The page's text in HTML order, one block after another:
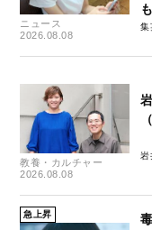
ニュース
2026.08.08
集
教養・カルチャー
2026.08.08
岩
急上昇